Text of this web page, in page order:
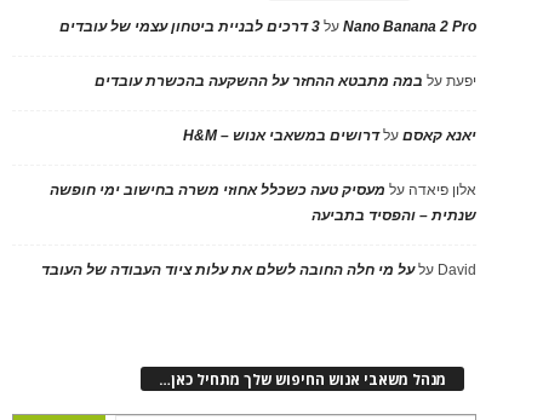
Nano Banana 2 Proעל 3 דרכים לבניית ביטחון עצמי של עובדים
יפעתעל במה מתבטא ההחזר על ההשקעה בהכשרת עובדים
יאנא קאסםעלדרושים במשאבי אנוש – H&M
אלון פיאדה על מעסיק טעה כשכלל אחוזי משרה בחישוב ימי חופשה
שנתית – והפסיד בתביעה
David עלעל מי חלה החובה לשלם את עלות ציוד העבודה של העובד
מנהל משאבי אנוש החיפוש שלך מתחיל כאן…